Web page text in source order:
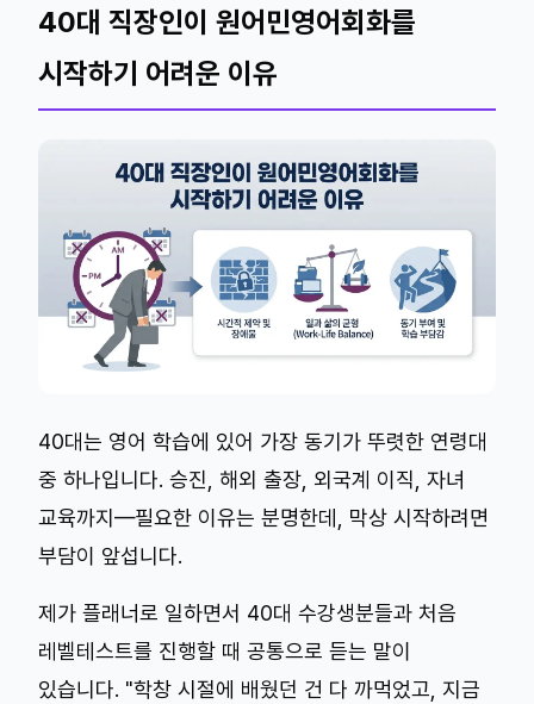
40대 직장인이 원어민영어회화를
시작하기 어려운 이유
40대는 영어 학습에 있어 가장 동기가 뚜렷한 연령대
중 하나입니다. 승진, 해외 출장, 외국계 이직, 자녀
교육까지—필요한 이유는 분명한데, 막상 시작하려면
부담이 앞섭니다.
제가 플래너로 일하면서 40대 수강생분들과 처음
레벨테스트를 진행할 때 공통으로 듣는 말이
있습니다. "학창 시절에 배웠던 건 다 까먹었고, 지금